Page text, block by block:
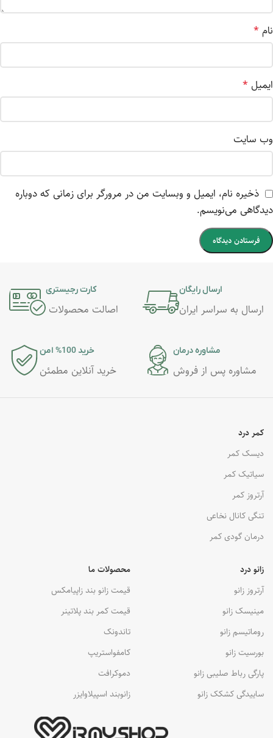
نام *
ایمیل *
وب‌ سایت
ذخیره نام، ایمیل و وبسایت من در مرورگر برای زمانی که دوباره
دیدگاهی می‌نویسم.
ارسال رایگان
ارسال به سراسر ایران
کارت رجیستری
اصالت محصولات
مشاوره درمان
مشاوره پس از فروش
خرید 100% امن
خرید آنلاین مطمئن
محصولات ما
قیمت زانو بند زاپیامکس
قیمت کمر بند پلاتینر
تاندونک
کامفواستریپ
دموکرافت
زانوبند اسپیلاوایزر
زانو درد
آرتروز زانو
مینیسک زانو
روماتیسم زانو
بورسیت زانو
پارگی رباط صلیبی زانو
ساییدگی کشکک زانو
کمر درد
دیسک کمر
سیاتیک کمر
آرتروز کمر
تنگی کانال نخاعی
درمان گودی کمر